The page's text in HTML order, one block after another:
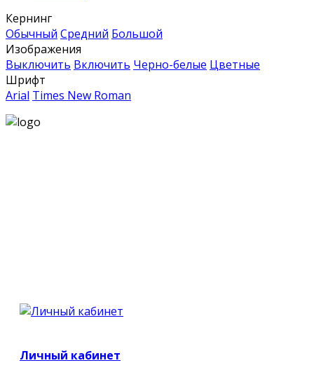
Кернинг
Обычный Средний Большой
Изображения
Выключить Включить Черно-белые Цветные
Шрифт
Arial Times New Roman
Личный кабинет